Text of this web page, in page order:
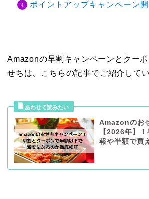
ポイントアップキャンペーン
Amazonの早割キャンペーンとクー
せちは、こちらの記事でご紹介してい
Amazonのお
【2026年】
報や半額で買